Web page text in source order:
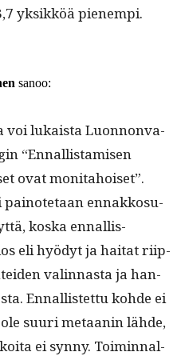
yksikköä pienempi.
sanoo:
voi lukaista Luon­non­va­
“Ennal­lis­tamisen
ovat moni­ta­hoiset”.
pain­ote­taan ennakko­su­
kos­ka ennal­lis­
eli hyödyt ja hai­tat riip­
valin­nas­ta ja han­
Ennal­lis­tet­tu kohde ei
suuri metaanin lähde,
ei syn­ny. Toimin­nal­